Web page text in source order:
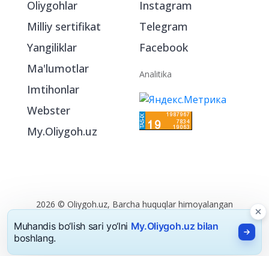
Oliygohlar
Milliy sertifikat
Yangiliklar
Ma'lumotlar
Imtihonlar
Webster
My.Oliygoh.uz
Instagram
Telegram
Facebook
Analitika
2026 © Oliygoh.uz, Barcha huquqlar himoyalangan
Reklama/Foydalanish shartlari
Muhandis bo‘lish sari yo‘lni My.Oliygoh.uz bilan
boshlang.